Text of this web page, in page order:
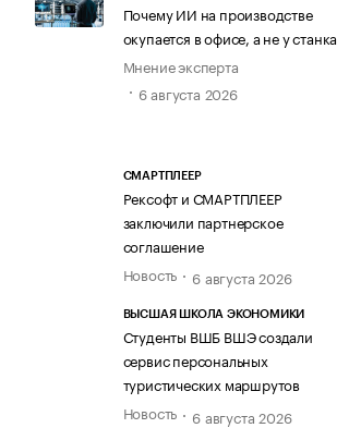
Почему ИИ на производстве
окупается в офисе, а не у станка
Мнение эксперта
6 августа 2026
СМАРТПЛЕЕР
Рексофт и СМАРТПЛЕЕР
заключили партнерское
соглашение
Новость
6 августа 2026
ВЫСШАЯ ШКОЛА ЭКОНОМИКИ
Студенты ВШБ ВШЭ создали
сервис персональных
туристических маршрутов
Новость
6 августа 2026